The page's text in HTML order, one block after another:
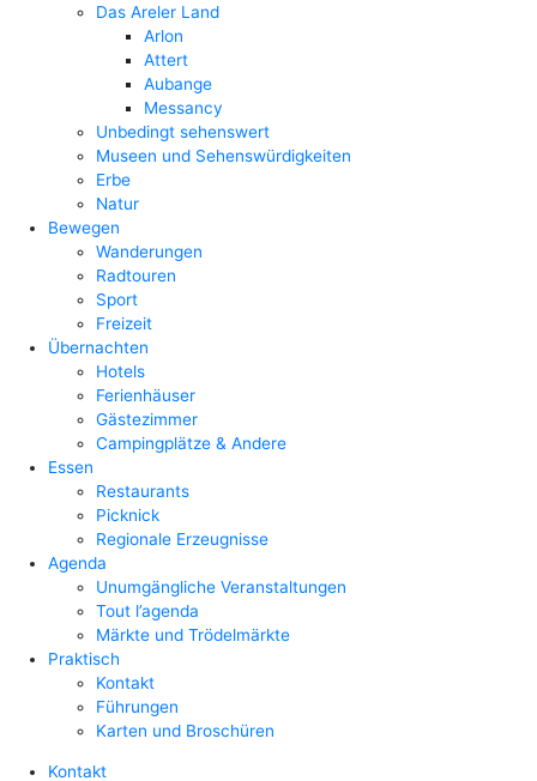
Das Areler Land
Arlon
Attert
Aubange
Messancy
Unbedingt sehenswert
Museen und Sehenswürdigkeiten
Erbe
Natur
Bewegen
Wanderungen
Radtouren
Sport
Freizeit
Übernachten
Hotels
Ferienhäuser
Gästezimmer
Campingplätze & Andere
Essen
Restaurants
Picknick
Regionale Erzeugnisse
Agenda
Unumgängliche Veranstaltungen
Tout l’agenda
Märkte und Trödelmärkte
Praktisch
Kontakt
Führungen
Karten und Broschüren
Kontakt